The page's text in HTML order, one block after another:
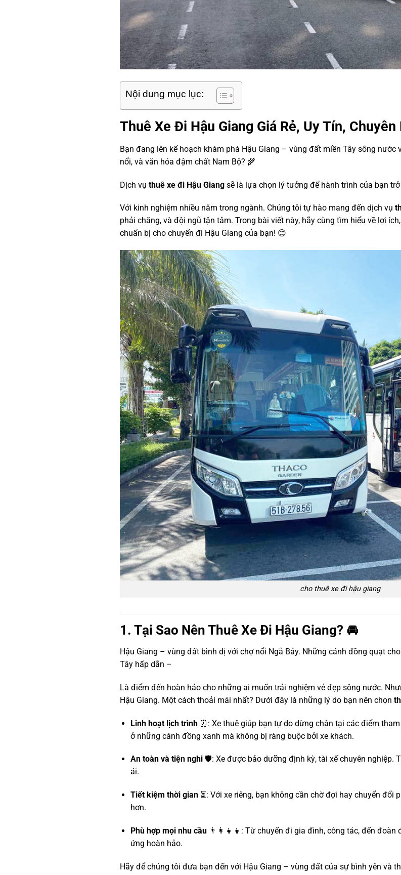
Nội dung mục lục:
Thuê Xe Đi Hậu Giang Giá Rẻ, Uy Tín,
Bạn đang lên kế hoạch khám phá Hậu Giang – vùng đất miền Tây sông
nổi, và văn hóa đậm chất Nam Bộ? 🌾
Dịch vụ thuê xe đi Hậu Giang sẽ là lựa chọn lý tưởng để hành trình của bạn
Với kinh nghiệm nhiều năm trong ngành. Chúng tôi tự hào mang đến dịch vụ
phải chăng, và đội ngũ tận tâm. Trong bài viết này, hãy cùng tìm hiểu về lợi
chuẩn bị cho chuyến đi Hậu Giang của bạn! 😊
cho thuê xe đi hậu giang
1. Tại Sao Nên Thuê Xe Đi Hậu Giang? 🚘
Hậu Giang – vùng đất bình dị với chợ nổi Ngã Bảy. Những cánh đồng quạt
Tây hấp dẫn –
Là điểm đến hoàn hảo cho những ai muốn trải nghiệm vẻ đẹp sông nước.
Hậu Giang. Một cách thoải mái nhất? Dưới đây là những lý do bạn nên chọn
Linh hoạt lịch trình⏰: Xe thuê giúp bạn tự do dừng chân tại các điểm
ở những cánh đồng xanh mà không bị ràng buộc bởi xe khách.
An toàn và tiện nghi🛡️: Xe được bảo dưỡng định kỳ, tài xế chuyên nghiệp.
ái.
Tiết kiệm thời gian⏳: Với xe riêng, bạn không cần chờ đợi hay chuyển đổi
hơn.
Phù hợp mọi nhu cầu👨‍👩‍👧‍👦: Từ chuyến đi gia đình, công tác, đến đoàn
ứng hoàn hảo.
Hãy để chúng tôi đưa bạn đến với Hậu Giang – vùng đất của sự bình yên và